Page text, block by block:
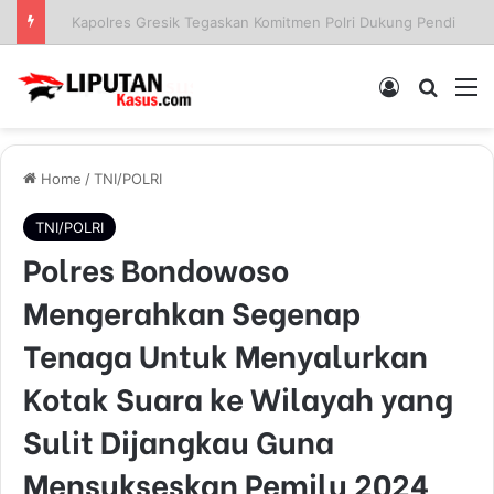
Sinergi Polisi dan Petani, Polres Pelabuhan Tanjung Perak Panen Jagung Pulut Ketan Ungu
Log In
Home /TNI/POLRI
TNI/POLRI
Polres Bondowoso
Mengerahkan Segenap
Tenaga Untuk Menyalurkan
Kotak Suara ke Wilayah yang
Sulit Dijangkau Guna
Mensukseskan Pemilu 2024